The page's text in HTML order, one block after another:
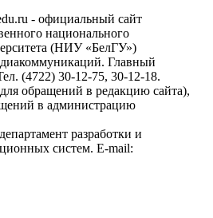
- официальный сайт
национального
(НИУ «БелГУ»)
Главный
(4722) 30-12-75, 30-12-18.
обращений в редакцию сайта),
в администрацию
разработки и
систем. E-mail: